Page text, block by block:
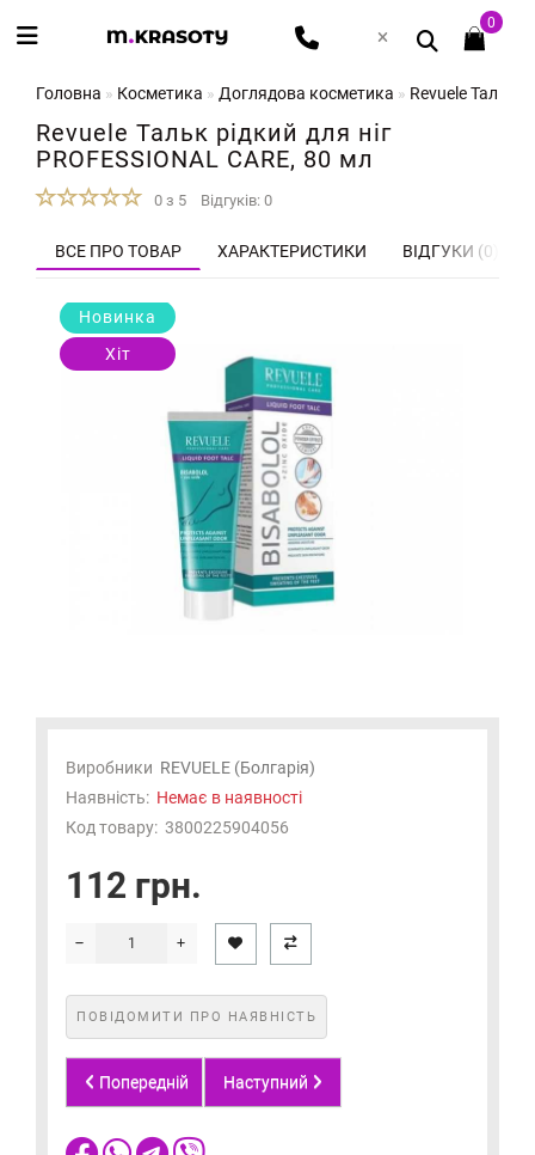
0
Головна Косметика Доглядова косметика Revuele Тальк
Revuele Тальк рідкий для ніг
PROFESSIONAL CARE, 80 мл
0 з 5 Відгуків: 0
ВСЕ ПРО ТОВАР ХАРАКТЕРИСТИКИ ВІДГУКИ (0)
Новинка
Хіт
Виробники REVUELE (Болгарія)
Наявність: Немає в наявності
Код товару: 3800225904056
112 грн.
ПОВІДОМИТИ ПРО НАЯВНІСТЬ
Попередній Наступний